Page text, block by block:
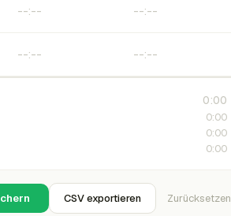
0:00
0:00
0:00
0:00
CSV exportieren Zurücksetzen